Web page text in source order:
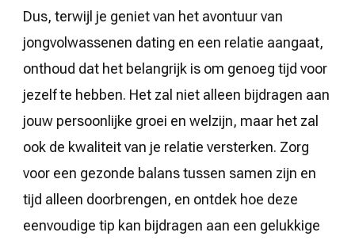
Dus, terwijl je geniet van het avontuur van
jongvolwassenen dating en een relatie aangaat,
onthoud dat het belangrijk is om genoeg tijd voor
jezelf te hebben. Het zal niet alleen bijdragen aan
jouw persoonlijke groei en welzijn, maar het zal
ook de kwaliteit van je relatie versterken. Zorg
voor een gezonde balans tussen samen zijn en
tijd alleen doorbrengen, en ontdek hoe deze
eenvoudige tip kan bijdragen aan een gelukkige